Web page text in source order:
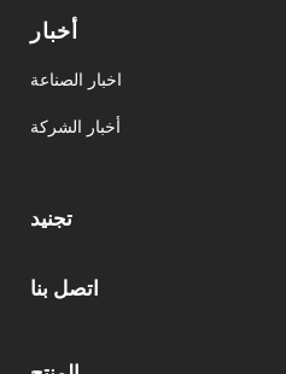
أخبار
اخبار الصناعة
أخبار الشركة
تجنيد
اتصل بنا